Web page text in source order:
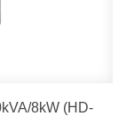
8kW (HD-